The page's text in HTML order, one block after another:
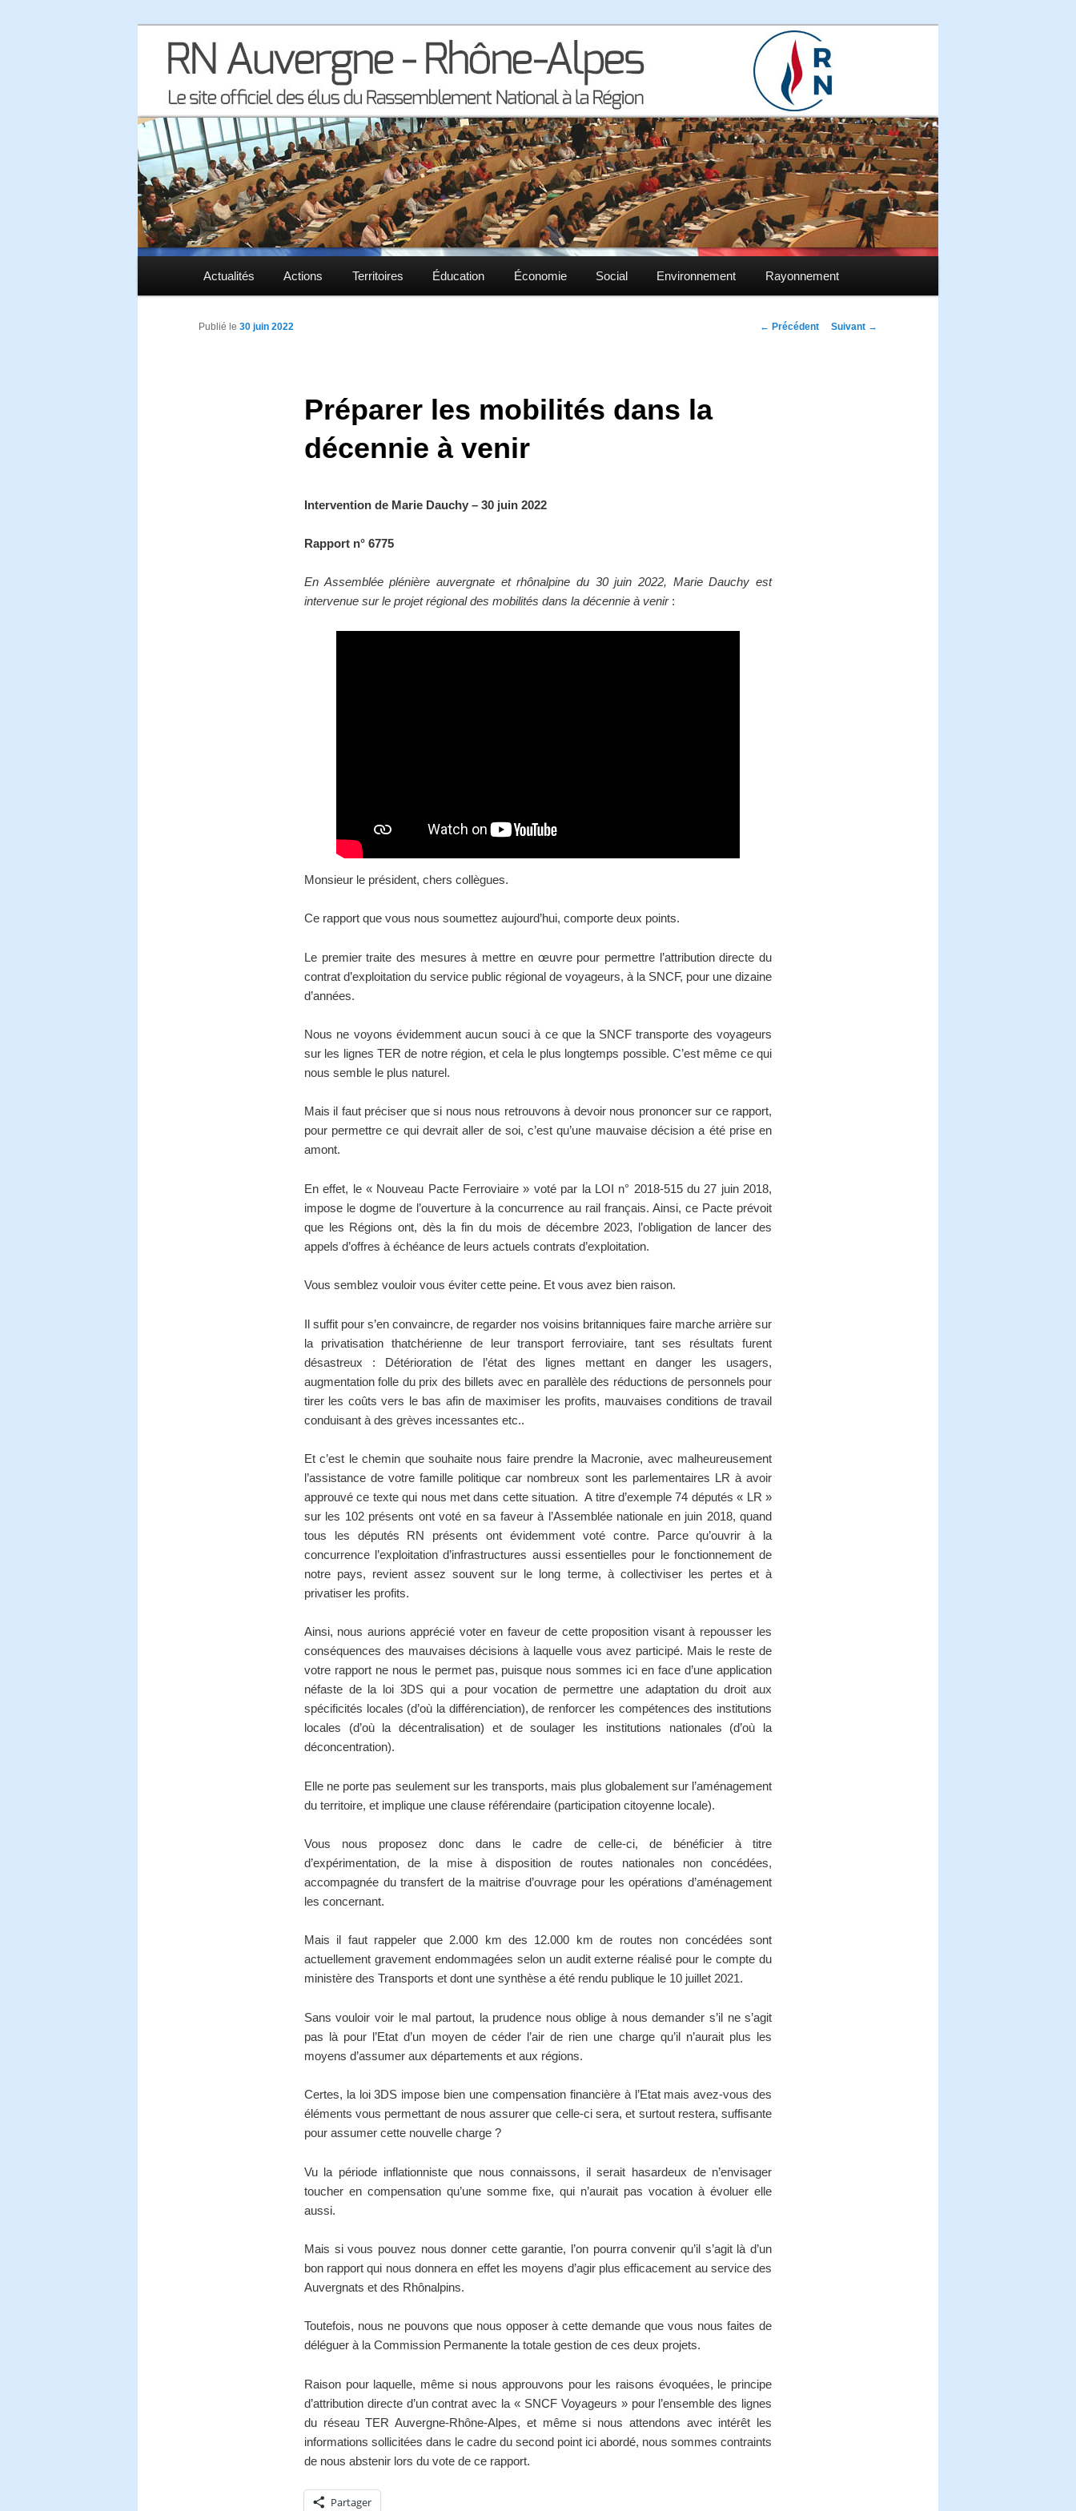
RN Auvergne – Rhône-Alpes
Aller au contenu principal
Aller au contenu secondaire
Actualités Actions Territoires Éducation Économie Social Environnement Rayonnement
Navigation des
← Précédent Suivant →
Préparer les mobilités dans la
décennie à venir
Publié le 30 juin 2022
Intervention de Marie Dauchy – 30 juin 2022
Rapport n° 6775
En Assemblée plénière auvergnate et rhônalpine du 30 juin 2022, Marie Dauchy est
intervenue sur le projet régional des mobilités dans la décennie à venir:
Monsieur le président, chers collègues.
Ce rapport que vous nous soumettez aujourd’hui, comporte deux points.
Le premier traite des mesures à mettre en œuvre pour permettre l’attribution directe du
contrat d’exploitation du service public régional de voyageurs, à la SNCF, pour une dizaine
d’années.
Nous ne voyons évidemment aucun souci à ce que la SNCF transporte des voyageurs
sur les lignes TER de notre région, et cela le plus longtemps possible. C’est même ce qui
nous semble le plus naturel.
Mais il faut préciser que si nous nous retrouvons à devoir nous prononcer sur ce rapport,
pour permettre ce qui devrait aller de soi, c’est qu’une mauvaise décision a été prise en
amont.
En effet, le « Nouveau Pacte Ferroviaire » voté par la LOI n° 2018-515 du 27 juin 2018,
impose le dogme de l’ouverture à la concurrence au rail français. Ainsi, ce Pacte prévoit
que les Régions ont, dès la fin du mois de décembre 2023, l’obligation de lancer des
appels d’offres à échéance de leurs actuels contrats d’exploitation.
Vous semblez vouloir vous éviter cette peine. Et vous avez bien raison.
Il suffit pour s’en convaincre, de regarder nos voisins britanniques faire marche arrière sur
la privatisation thatchérienne de leur transport ferroviaire, tant ses résultats furent
désastreux : Détérioration de l’état des lignes mettant en danger les usagers,
augmentation folle du prix des billets avec en parallèle des réductions de personnels pour
tirer les coûts vers le bas afin de maximiser les profits, mauvaises conditions de travail
conduisant à des grèves incessantes etc..
Et c’est le chemin que souhaite nous faire prendre la Macronie, avec malheureusement
l’assistance de votre famille politique car nombreux sont les parlementaires LR à avoir
approuvé ce texte qui nous met dans cette situation. A titre d’exemple 74 députés « LR »
sur les 102 présents ont voté en sa faveur à l’Assemblée nationale en juin 2018, quand
tous les députés RN présents ont évidemment voté contre. Parce qu’ouvrir à la
concurrence l’exploitation d’infrastructures aussi essentielles pour le fonctionnement de
notre pays, revient assez souvent sur le long terme, à collectiviser les pertes et à
privatiser les profits.
Ainsi, nous aurions apprécié voter en faveur de cette proposition visant à repousser les
conséquences des mauvaises décisions à laquelle vous avez participé. Mais le reste de
votre rapport ne nous le permet pas, puisque nous sommes ici en face d’une application
néfaste de la loi 3DS qui a pour vocation de permettre une adaptation du droit aux
spécificités locales (d’où la différenciation), de renforcer les compétences des institutions
locales (d’où la décentralisation) et de soulager les institutions nationales (d’où la
déconcentration).
Elle ne porte pas seulement sur les transports, mais plus globalement sur l’aménagement
du territoire, et implique une clause référendaire (participation citoyenne locale).
Vous nous proposez donc dans le cadre de celle-ci, de bénéficier à titre
d’expérimentation, de la mise à disposition de routes nationales non concédées,
accompagnée du transfert de la maitrise d’ouvrage pour les opérations d’aménagement
les concernant.
Mais il faut rappeler que 2.000 km des 12.000 km de routes non concédées sont
actuellement gravement endommagées selon un audit externe réalisé pour le compte du
ministère des Transports et dont une synthèse a été rendu publique le 10 juillet 2021.
Sans vouloir voir le mal partout, la prudence nous oblige à nous demander s’il ne s’agit
pas là pour l’Etat d’un moyen de céder l’air de rien une charge qu’il n’aurait plus les
moyens d’assumer aux départements et aux régions.
Certes, la loi 3DS impose bien une compensation financière à l’Etat mais avez-vous des
éléments vous permettant de nous assurer que celle-ci sera, et surtout restera, suffisante
pour assumer cette nouvelle charge ?
Vu la période inflationniste que nous connaissons, il serait hasardeux de n’envisager
toucher en compensation qu’une somme fixe, qui n’aurait pas vocation à évoluer elle
aussi.
Mais si vous pouvez nous donner cette garantie, l’on pourra convenir qu’il s’agit là d’un
bon rapport qui nous donnera en effet les moyens d’agir plus efficacement au service des
Auvergnats et des Rhônalpins.
Toutefois, nous ne pouvons que nous opposer à cette demande que vous nous faites de
déléguer à la Commission Permanente la totale gestion de ces deux projets.
Raison pour laquelle, même si nous approuvons pour les raisons évoquées, le principe
d’attribution directe d’un contrat avec la « SNCF Voyageurs » pour l’ensemble des lignes
du réseau TER Auvergne-Rhône-Alpes, et même si nous attendons avec intérêt les
informations sollicitées dans le cadre du second point ici abordé, nous sommes contraints
de nous abstenir lors du vote de ce rapport.
Partager